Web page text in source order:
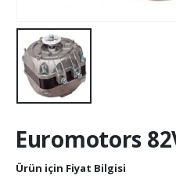
Euromotors
Ürün için Fiyat Bilgisi